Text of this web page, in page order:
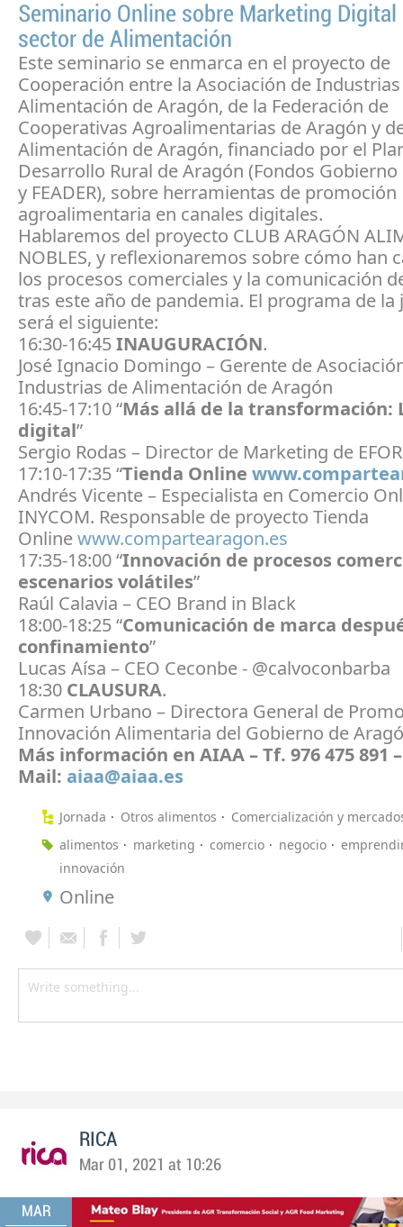
Seminario Online sobre Marketing Digital
sector de Alimentación
Este seminario se enmarca en el proyecto de
Cooperación entre la Asociación de
Alimentación de Aragón, de la Federación de
Cooperativas Agroalimentarias de Aragón y
Alimentación de Aragón, financiado por el
Desarrollo Rural de Aragón (Fondos
y FEADER), sobre herramientas de promoción
agroalimentaria en canales digitales.
Hablaremos del proyecto CLUB ARAGÓN
NOBLES, y reflexionaremos sobre cómo han
los procesos comerciales y la comunicación
tras este año de pandemia. El programa de la
será el siguiente:
16:30-16:45INAUGURACIÓN.
José Ignacio Domingo – Gerente de
Industrias de Alimentación de Aragón
16:45-17:10 “Más allá de la transformación:
digital”
Sergio Rodas – Director de Marketing de EFOR
17:10-17:35 “Tienda Online
Andrés Vicente – Especialista en Comercio
INYCOM. Responsable de proyecto Tienda
Onlinewww.compartearagon.es
17:35-18:00 “Innovación de procesos
escenarios volátiles”
Raúl Calavia – CEO Brand in Black
18:00-18:25 “Comunicación de marca
confinamiento”
Lucas Aísa – CEO Ceconbe - @calvoconbarba
18:30 CLAUSURA.
Carmen Urbano – Directora General de
Innovación Alimentaria del Gobierno de
Más información en AIAA – Tf. 976 475 891 –
Mail: aiaa@aiaa.es
Jornada Otros alimentos
Comercialización y
alimentos
marketing comercio negocio
innovación
Online
RICA
Mar 01, 2021 at 10:26
MAR